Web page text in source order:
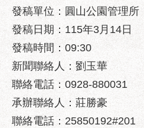
資
訊
政
府
資
訊
公
開
發稿單位：圓山公園管理所
發稿日期：115年3月14日
發稿時間：09:30
新聞聯絡人：劉玉華
聯絡電話：0928-880031
承辦聯絡人：莊勝豪
聯絡電話：25850192#201